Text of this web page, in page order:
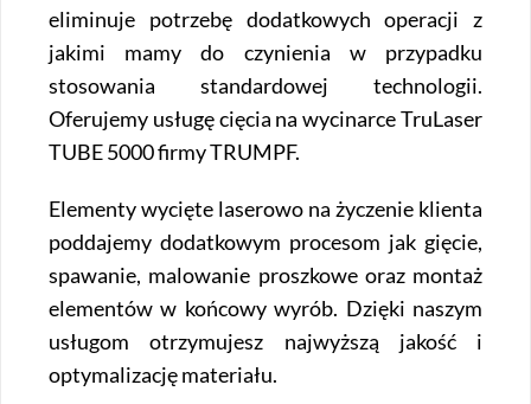
eliminuje potrzebę dodatkowych operacji z
jakimi mamy do czynienia w przypadku
stosowania standardowej technologii.
Oferujemy usługę cięcia na wycinarce TruLaser
TUBE 5000 firmy TRUMPF.
Elementy wycięte laserowo na życzenie klienta
poddajemy dodatkowym procesom jak gięcie,
spawanie, malowanie proszkowe oraz montaż
elementów w końcowy wyrób. Dzięki naszym
usługom otrzymujesz najwyższą jakość i
optymalizację materiału.